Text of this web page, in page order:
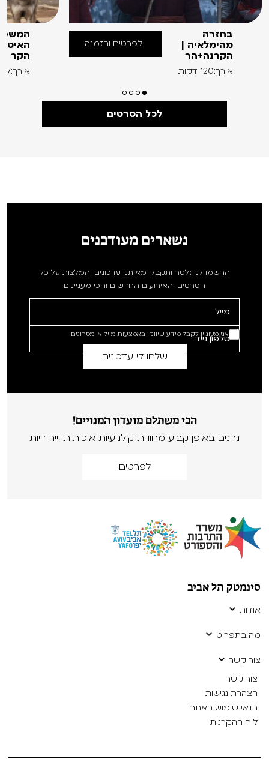
בחזרה
מהימלאיה |
הקרנה+הר
אורך:120 דקות
לפרטים והזמנה
הקר
אורך:97 דקות
לכל הסרטים
נשארים מעודכנים
הרשמו לניוזלטר ותקבלו מאיתנו עדכונים והמלצות על כל
הסרטים והאירועים החדשים והכי מעניינים
אני מעוניין לקבל מידע שיווקי באמצעות מייל או מסרונים
הכי משתלם מועדון המנויים!
נהנים באופן קבוע מחוויות קולנועיות איכותית וייחודיות
לפרטים
סינמטק תל אביב
אודות
מה בתפריט
צור קשר
צור קשר
הצהרת נגישות
תנאי שימוש באתר
לוח ההקרנות